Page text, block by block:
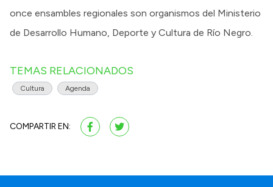
once ensambles regionales son organismos del Ministerio
de Desarrollo Humano, Deporte y Cultura de Río Negro.
TEMAS RELACIONADOS
Cultura Agenda
COMPARTIR EN: